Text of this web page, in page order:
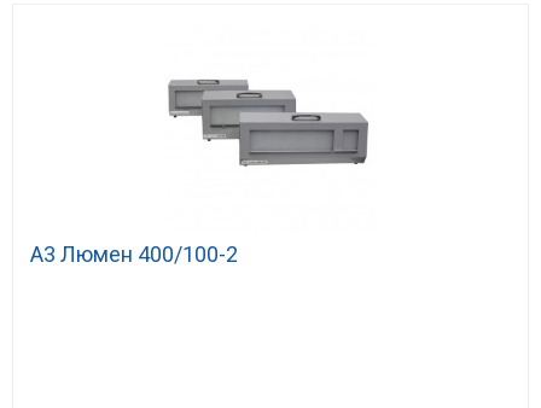
А3 Люмен 400/100-2